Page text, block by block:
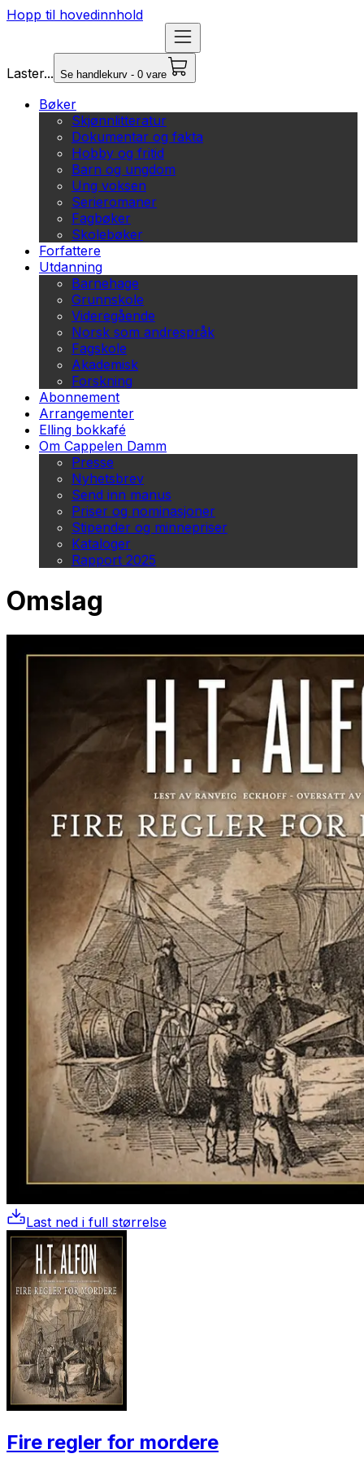
Hopp til hovedinnhold
Laster... Se handlekurv - 0 vare
Bøker
Skjønnlitteratur
Dokumentar og fakta
Hobby og fritid
Barn og ungdom
Ung voksen
Serieromaner
Fagbøker
Skolebøker
Forfattere
Utdanning
Barnehage
Grunnskole
Videregående
Norsk som andrespråk
Fagskole
Akademisk
Forskning
Abonnement
Arrangementer
Elling bokkafé
Om Cappelen Damm
Presse
Nyhetsbrev
Send inn manus
Priser og nominasjoner
Stipender og minnepriser
Kataloger
Rapport 2025
Omslag
Last ned i full størrelse
Fire regler for mordere